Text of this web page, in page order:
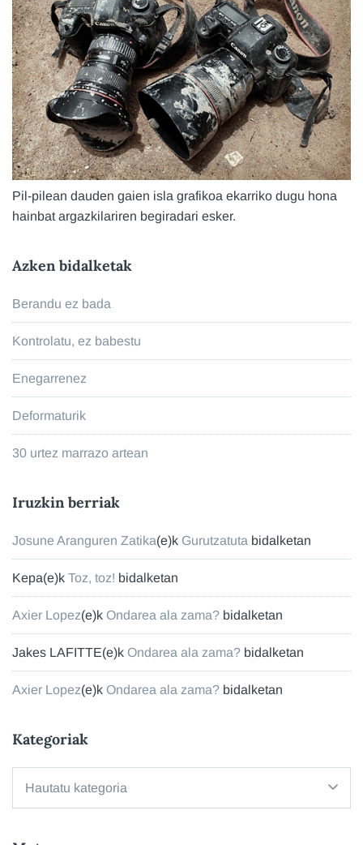
Pil-pilean dauden gaien isla grafikoa ekarriko dugu hona
hainbat argazkilariren begiradari esker.
Azken bidalketak
Berandu ez bada
Kontrolatu, ez babestu
Enegarrenez
Deformaturik
30 urtez marrazo artean
Iruzkin berriak
Josune Aranguren Zatika(e)k Gurutzatuta bidalketan
Kepa(e)k Toz, toz! bidalketan
Axier Lopez(e)k Ondarea ala zama? bidalketan
Jakes LAFITTE(e)k Ondarea ala zama? bidalketan
Axier Lopez(e)k Ondarea ala zama? bidalketan
Kategoriak